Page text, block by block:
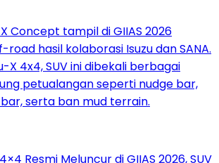
Resmi Meluncur di GIIAS 2026, SUV